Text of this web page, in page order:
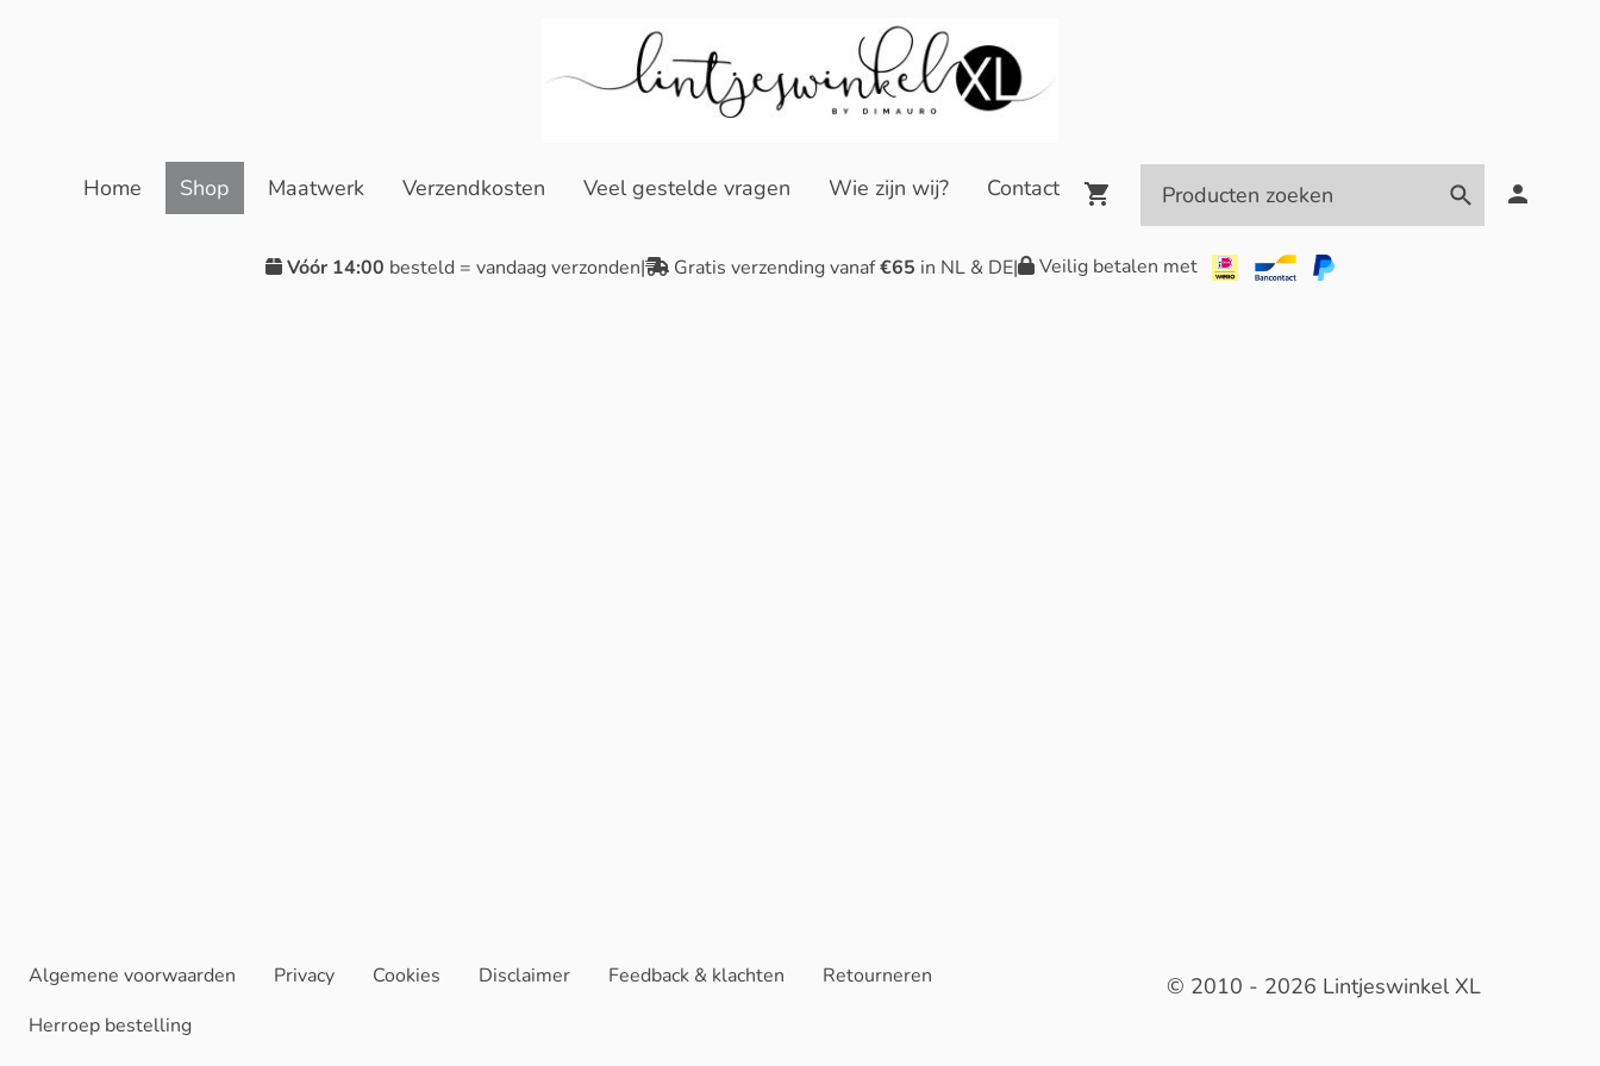
Home Shop Maatwerk Verzendkosten Veel gestelde vragen Wie zijn wij? Contact
Vóór 14:00 besteld = vandaag verzonden| Gratis verzending vanaf€65 in NL & DE| Veilig betalen met
Algemene voorwaarden Privacy Cookies Disclaimer Feedback & klachten
Retourneren
Herroep bestelling
© 2010 - 2026 Lintjeswinkel XL